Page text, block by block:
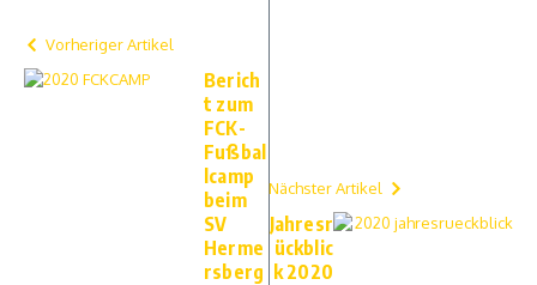
Vorheriger Artikel
Berich
t zum
FCK-
Fußbal
lcamp
beim
SV
Herme
rsberg
Nächster Artikel
Jahresr
ückblic
k 2020